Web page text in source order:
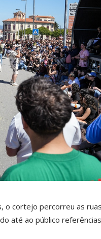
o cortejo percorreu as
até ao público